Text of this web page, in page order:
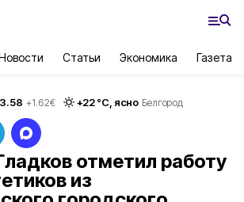
Статьи Экономика Газета
+1.62€ +22°С, ясно Белгород
отметил работу
из